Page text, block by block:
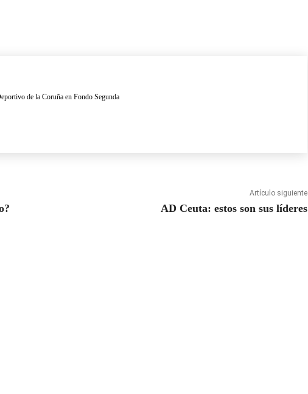
de la Coruña en Fondo Segunda
Artículo siguiente
AD Ceuta: estos son sus líderes